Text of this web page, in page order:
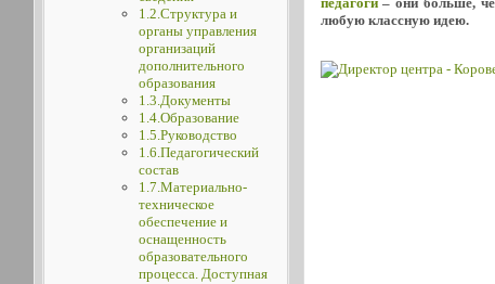
1.2.Структура и
органы управления
организаций
дополнительного
образования
1.3.Документы
1.4.Образование
1.5.Руководство
1.6.Педагогический
состав
1.7.Материально-
техническое
обеспечение и
оснащенность
образовательного
процесса. Доступная
любую классную идею.